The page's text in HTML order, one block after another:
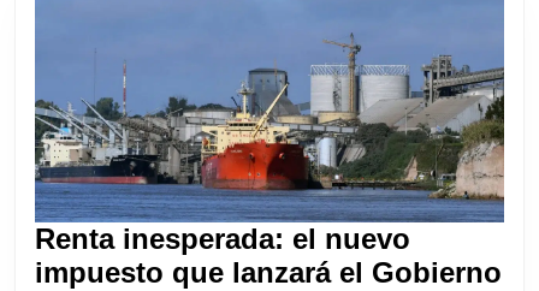
Renta inesperada: el nuevo
impuesto que lanzará el Gobierno